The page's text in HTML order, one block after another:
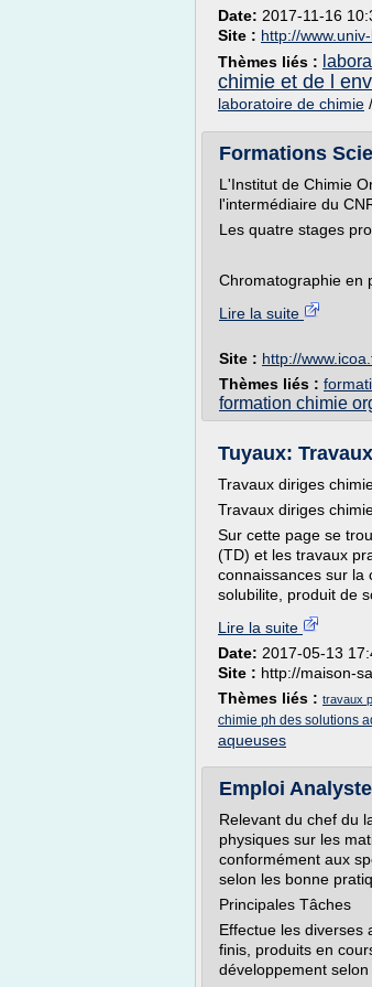
Date: 2017-11-16
Site : http://
Thèmes liés :
chimie et de l
laboratoire de chimie /
Formations
L'Institut de Chimie
l'intermédiaire du
Les quatre stages
Chromatographie en
Lire la suite
Site : http://
Thèmes liés :
formation chimie
Tuyaux:
Travaux diriges
Travaux diriges
Sur cette page se
(TD) et les travaux
connaissances sur la
solubilite, produit de
Lire la suite
Date: 2017-05-13
Site : http://maison-
Thèmes liés : travaux
chimie ph des solutions
aqueuses
Emploi
Relevant du chef du
physiques sur les
conformément aux
selon les bonne
Principales Tâches
Effectue les diverses
finis, produits en
développement